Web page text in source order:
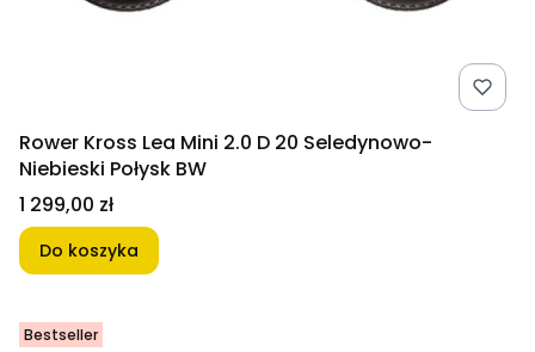
Rower Kross Lea Mini 2.0 D 20 Seledynowo-
Niebieski Połysk BW
Cena
1 299,00 zł
Do koszyka
Bestseller